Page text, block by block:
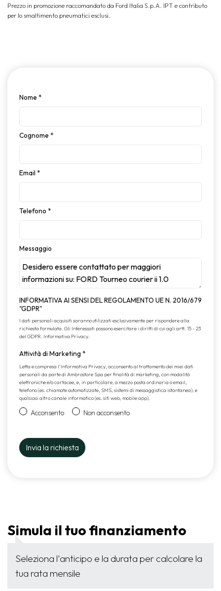
Prezzo in promozione raccomandato da Ford Italia S.p.A. IPT e contributo
per lo smaltimento pneumatici esclusi.
Nome *
Cognome *
Email *
Telefono *
Messaggio
INFORMATIVA AI SENSI DEL REGOLAMENTO UE N. 2016/679
"GDPR"
I dati personali acquisiti saranno utilizzati esclusivamente per rispondere alla
richiesta formulata. Gli Interessati possono esercitare i diritti di cui agli artt. 15 - 23
del GDPR. Informativa Privacy.
Attività di Marketing *
Letta e compresa l’Informativa Privacy, acconsento al trattamento dei miei dati
personali da parte di Ambrostore Spa per finalità di marketing, con modalità
elettroniche e/o cartacee, e, in particolare, a mezzo posta ordinaria o email,
telefono (es. chiamate automatizzate, SMS, sistemi di messaggistica istantanea), e
qualsiasi altro canale informatico (es. siti web, mobile app).
Acconsento Non acconsento
Simula il tuo finanziamento
Seleziona l'anticipo e la durata per calcolare la
tua rata mensile